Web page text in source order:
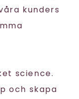
kunders
science.
och skapa